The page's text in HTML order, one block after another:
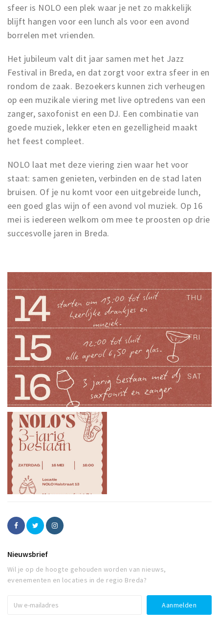
sfeer is NOLO een plek waar je net zo makkelijk
blijft hangen voor een lunch als voor een avond
borrelen met vrienden.
Het jubileum valt dit jaar samen met het Jazz
Festival in Breda, en dat zorgt voor extra sfeer in en
rondom de zaak. Bezoekers kunnen zich verheugen
op een muzikale viering met live optredens van een
zanger, saxofonist en een DJ. Een combinatie van
goede muziek, lekker eten en gezelligheid maakt
het feest compleet.
NOLO laat met deze viering zien waar het voor
staat: samen genieten, verbinden en de stad laten
bruisen. Of je nu komt voor een uitgebreide lunch,
een goed glas wijn of een avond vol muziek. Op 16
mei is iedereen welkom om mee te proosten op drie
succesvolle jaren in Breda.
Nieuwsbrief
Wil je op de hoogte gehouden worden van nieuws,
evenementen en locaties in de regio Breda?